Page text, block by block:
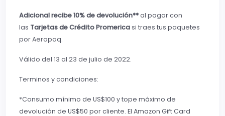
Adicional recibe 10% de devolución**al pagar con
las Tarjetas de Crédito Promericasi traes tus paquetes
por Aeropaq.
Válido del 13 al 23 de julio de 2022.
Terminos y condiciones:
*Consumo mínimo de US$100 y tope máximo de
devolución de US$50 por cliente. El Amazon Gift Card